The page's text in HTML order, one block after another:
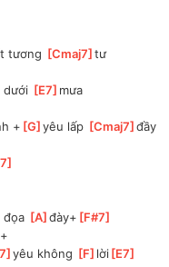
tương [Cmaj7 ]tư
dưới [E7 ]mưa
+ [G ]
yêu lấp [Cmaj7 ]
đầy
đọa [A ]
đày+ [F#7
]
yêu không [F ]lời[E7